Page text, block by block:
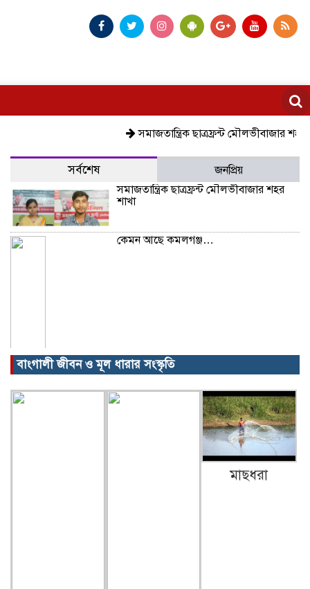
সমাজতান্ত্রিক ছাত্রফ্রন্ট মৌলভীবাজার শহর শাখা
সর্বশেষ
জনপ্রিয়
সমাজতান্ত্রিক ছাত্রফ্রন্ট মৌলভীবাজার শহর
শাখা
কেমন আছে কমলগঞ্জ…
বাংগালী জীবন ও মূল ধারার সংস্কৃতি
মাছধরা